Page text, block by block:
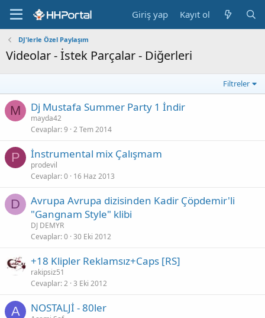
Giriş yap Kayıt ol
DJ'lerle Özel Paylaşım
Videolar - İstek Parçalar - Diğerleri
Filtreler
M Dj Mustafa Summer Party 1 İndir
mayda42
Cevaplar 9 2 Tem 2014
P İnstrumental mix Çalışmam
prodevil
Cevaplar 0 16 Haz 2013
D
Avrupa Avrupa dizisinden Kadir Çöpdemir'li
"Gangnam Style" klibi
DJ DEMYR
Cevaplar 0 30 Eki 2012
+18 Klipler Reklamsız+Caps [RS]
rakipsiz51
Cevaplar 2 3 Eki 2012
A NOSTALJİ - 80ler